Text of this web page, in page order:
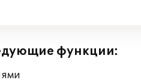
функции: